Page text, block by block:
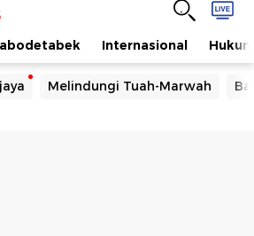
Internasional Hukum
Melindungi Tuah-Marwah